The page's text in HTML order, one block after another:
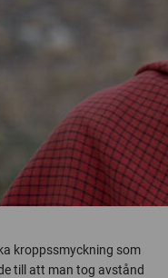
kroppssmyckning som
till att man tog avstånd